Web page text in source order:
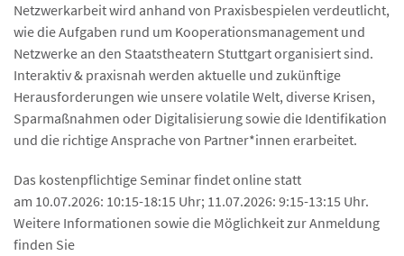
Netzwerkarbeit wird anhand von Praxisbespielen verdeutlicht,
wie die Aufgaben rund um Kooperationsmanagement und
Netzwerke an den Staatstheatern Stuttgart organisiert sind.
Interaktiv & praxisnah werden aktuelle und zukünftige
Herausforderungen wie unsere volatile Welt, diverse Krisen,
Sparmaßnahmen oder Digitalisierung sowie die Identifikation
und die richtige Ansprache von Partner*innen erarbeitet.
Das kostenpflichtige Seminar findet online statt
am 10.07.2026: 10:15-18:15 Uhr; 11.07.2026: 9:15-13:15 Uhr.
Weitere Informationen sowie die Möglichkeit zur Anmeldung
finden Sie